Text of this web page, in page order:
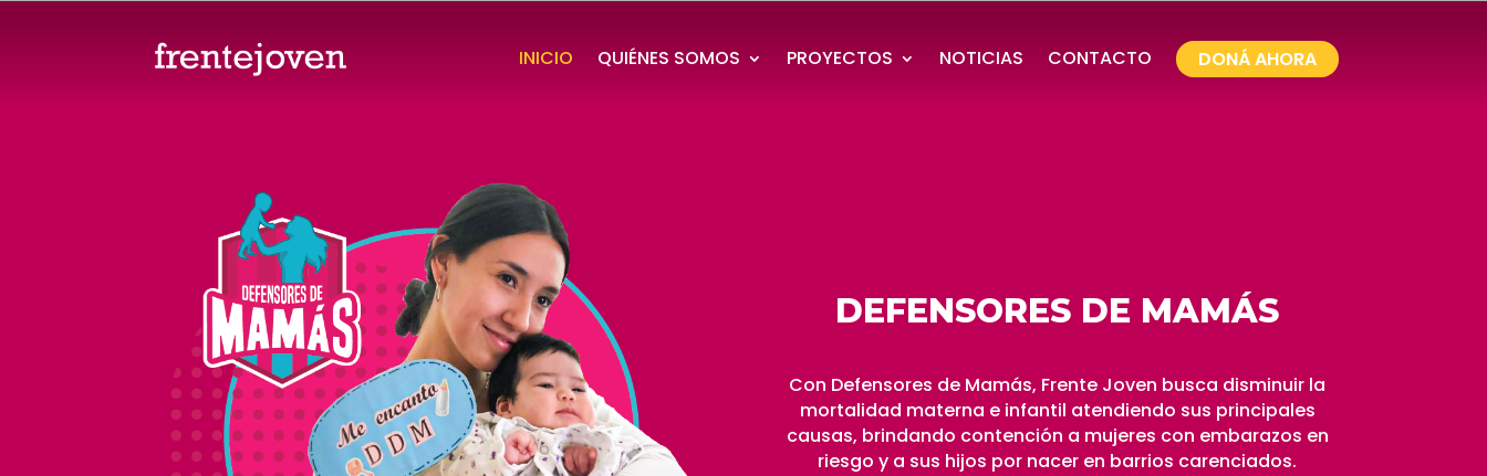
INICIO QUIÉNES SOMOS PROYECTOS NOTICIAS CONTACTO DONÁ AHORA
DEFENSORES DE MAMÁS
Con Defensores de Mamás, Frente Joven busca disminuir la
mortalidad materna e infantil atendiendo sus principales
causas, brindando contención a mujeres con embarazos en
riesgo y a sus hijos por nacer en barrios carenciados.